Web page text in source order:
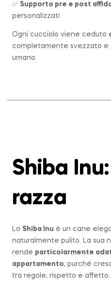
✅ Supporto pre e post
personalizzati
Ogni cucciolo viene ceduto
completamente svezzato e
umano.
Shiba
razza
Lo Shiba Inu è un cane
naturalmente pulito. La sua
rende particolarmente
appartamento, purché
tra regole, rispetto e affetto.